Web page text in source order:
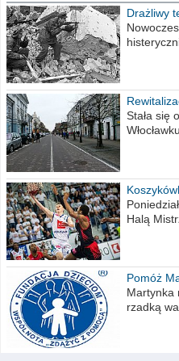
Drażliwy
Stała się
Halą
Pomóż
Martynka
rzadką